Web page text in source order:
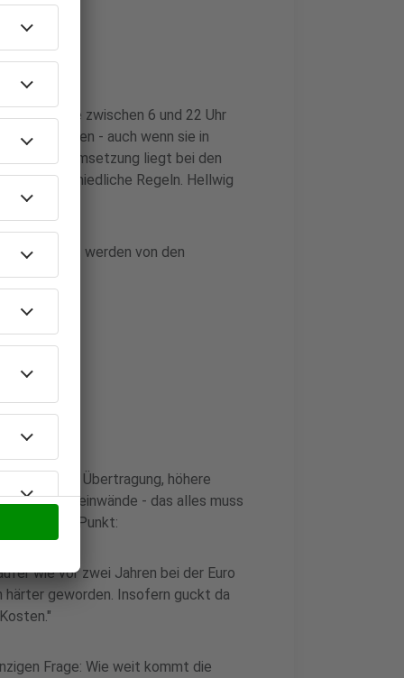
Spiele, die zwischen 6 und 22 Uhr
werden - auch wenn sie in
konkrete Umsetzung liegt bei den
unterschiedliche Regeln. Hellwig
gefüllt werden von den
für die Übertragung, höhere
und Leinwände - das alles muss
auf den Punkt:
wie vor zwei Jahren bei der Euro
geworden. Insofern guckt da
Frage: Wie weit kommt die